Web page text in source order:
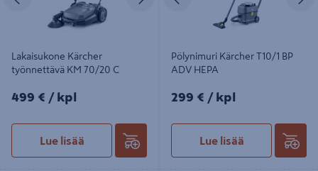
Lakaisukone Kärcher
työnnettävä KM 70/20 C
499€/kpl
499 € / kpl
Lue lisää
Pölynimuri Kärcher T10/1 BP
ADV HEPA
299€/kpl
299 € / kpl
Lue lisää